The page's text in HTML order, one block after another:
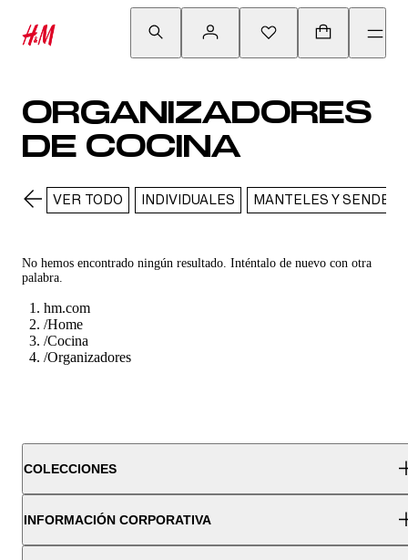
ORGANIZADORES
DE COCINA
VER TODO INDIVIDUALES MANTELES Y
No hemos encontrado ningún resultado. Inténtalo de nuevo con otra
palabra.
hm.com
/Home
/Cocina
/Organizadores
COLECCIONES
INFORMACIÓN CORPORATIVA